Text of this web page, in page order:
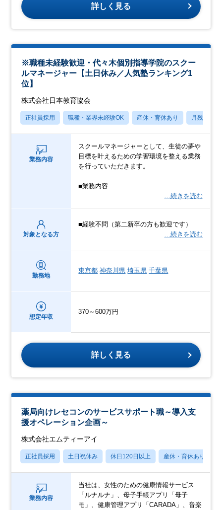
詳しく見る
※職種未経験歓迎・代々木個別指導学院のスクー
ルマネージャー【土日休み／人気塾ランキング1
位】
株式会社日本教育協会
正社員採用 職種・業界未経験OK 産休・育休あり 月残業20
業務内容
スクールマネージャーとして、生徒の夢や
目標を叶えるための学習環境を整える業務
を行っていただきます。
■業務内容
…続きを読む
対象となる方
■経験不問（第二新卒の方も歓迎です）
…続きを読む
勤務地
東京都 神奈川県 埼玉県 千葉県
想定年収
370～600万円
詳しく見る
薬局向けレセコンのサービスサポート職～導入支
援オペレーション企画～
株式会社エムティーアイ
正社員採用 土日祝休み 休日120日以上 産休・育休あり
業務内容
当社は、女性のための健康情報サービス
「ルナルナ」、母子手帳アプリ「母子
モ」、健康管理アプリ「CARADA」、音楽